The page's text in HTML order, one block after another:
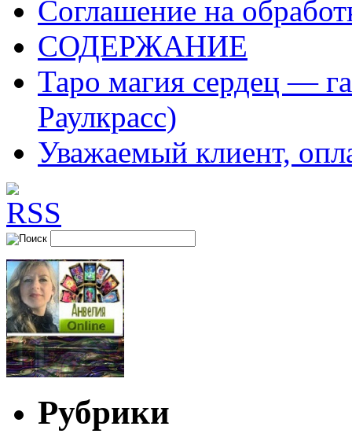
Соглашение на
СОДЕРЖАНИЕ
Таро магия сердец —
Раулкрасс)
Уважаемый клиент,
Рубрики